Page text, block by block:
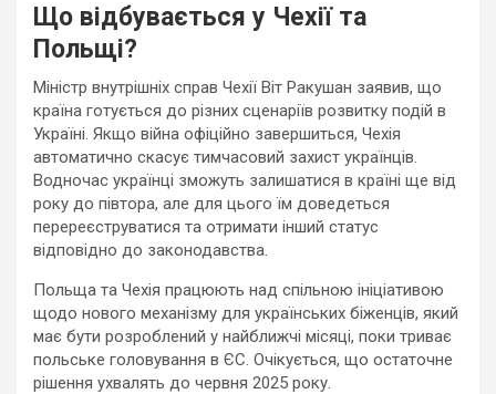
Що відбувається у Чехії та
Польщі?
Міністр внутрішніх справ Чехії Віт Ракушан заявив, що
країна готується до різних сценаріїв розвитку подій в
Україні. Якщо війна офіційно завершиться, Чехія
автоматично скасує тимчасовий захист українців.
Водночас українці зможуть залишатися в країні ще від
року до півтора, але для цього їм доведеться
перереєструватися та отримати інший статус
відповідно до законодавства.
Польща та Чехія працюють над спільною ініціативою
щодо нового механізму для українських біженців, який
має бути розроблений у найближчі місяці, поки триває
польське головування в ЄС. Очікується, що остаточне
рішення ухвалять до червня 2025 року.